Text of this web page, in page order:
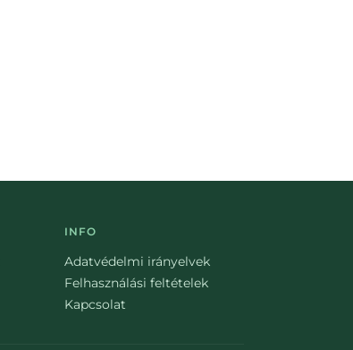
INFO
Adatvédelmi irányelvek
Felhasználási feltételek
Kapcsolat